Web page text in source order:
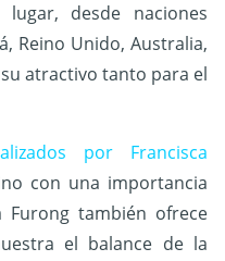
lugar, desde naciones
Reino Unido, Australia,
atractivo tanto para el
por Francisca
con una importancia
Furong también ofrece
el balance de la